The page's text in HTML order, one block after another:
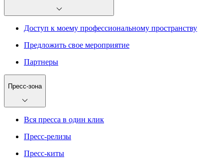
Доступ к моему профессиональному пространству
Предложить свое мероприятие
Партнеры
Пресс-зона
Вся пресса в один клик
Пресс-релизы
Пресс-киты